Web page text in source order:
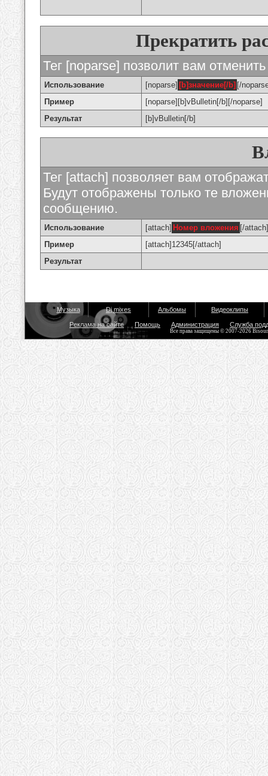
Прекратить
Тег [noparse] позволит вам
Использование [noparse] [b]значение[/b] [/
Пример
[noparse][b]vBulletin[/b][/noparse]
Результат
[b]vBulletin[/b]
Тег [attach] позволяет вам
Будут отображены только те
сообщению.
Использование [attach] Номер вложения [/attach]
Пример
[attach]12345[/attach]
Результат
Музыка Dj mixes Альбомы Видеоклипы
Реклама на сайте Помощь Администрация Служба
Все права защищены © 2007-2026